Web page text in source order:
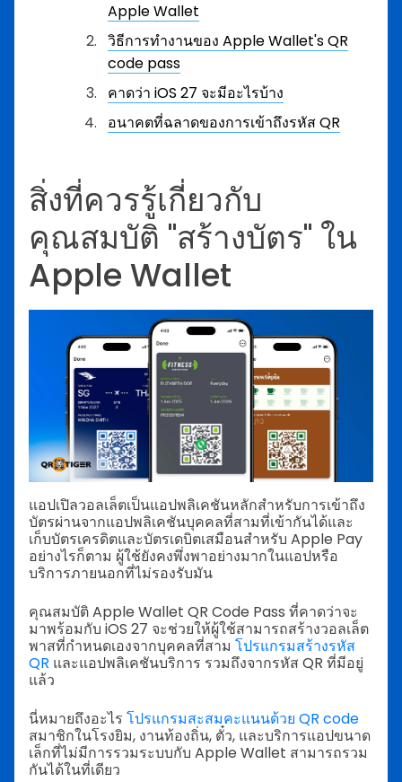
Apple Wallet
วิธีการทำงานของ Apple Wallet's QR
code pass
คาดว่า iOS 27 จะมีอะไรบ้าง
อนาคตที่ฉลาดของการเข้าถึงรหัส QR
สิ่งที่ควรรู้เกี่ยวกับ
คุณสมบัติ "สร้างบัตร" ใน
Apple Wallet
แอปเปิลวอลเล็ตเป็นแอปพลิเคชันหลักสำหรับการเข้าถึง
บัตรผ่านจากแอปพลิเคชันบุคคลที่สามที่เข้ากันได้และ
เก็บบัตรเครดิตและบัตรเดบิตเสมือนสำหรับ Apple Pay
อย่างไรก็ตาม ผู้ใช้ยังคงพึ่งพาอย่างมากในแอปหรือ
บริการภายนอกที่ไม่รองรับมัน
คุณสมบัติ Apple Wallet QR Code Pass ที่คาดว่าจะ
มาพร้อมกับ iOS 27 จะช่วยให้ผู้ใช้สามารถสร้างวอลเล็ต
พาสที่กำหนดเองจากบุคคลที่สาม โปรแกรมสร้างรหัส
QR และแอปพลิเคชันบริการ รวมถึงจากรหัส QR ที่มีอยู่
แล้ว
นี่หมายถึงอะไร โปรแกรมสะสมคะแนนด้วย QR code
สมาชิกในโรงยิม, งานท้องถิ่น, ตั๋ว, และบริการแอปขนาด
เล็กที่ไม่มีการรวมระบบกับ Apple Wallet สามารถรวม
กันได้ในที่เดียว